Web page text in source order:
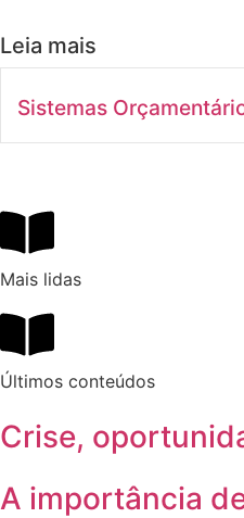
Leia mais
Sistemas
Mais lidas
Últimos conteúdos
Crise,
A importância